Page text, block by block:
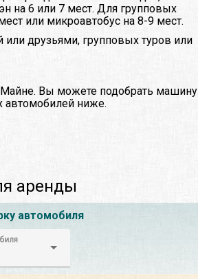
на 6 или 7 мест. Для групповых
или микроавтобус на 8-9 мест.
друзьями, групповых туров или
Вы можете подобрать машину
автомобилей ниже.
аренды
автомобиля